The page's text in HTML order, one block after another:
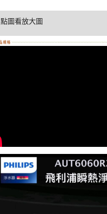
點圖看放大圖